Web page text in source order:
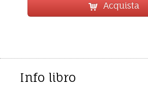
Acquista
Info libro